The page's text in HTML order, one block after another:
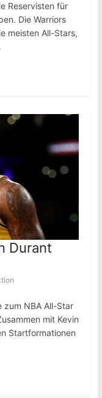
Reservisten für
Die Warriors
meisten All-Stars,
Durant
zum NBA All-Star
mit Kevin
Startformationen